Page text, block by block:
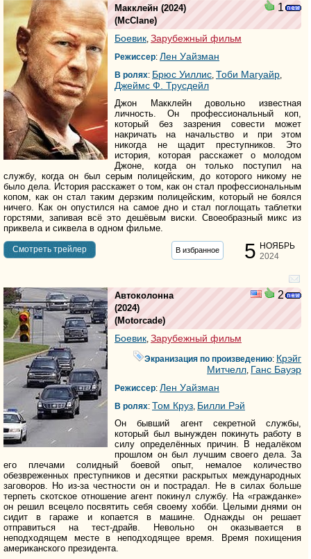
1
Макклейн (2024)
(McClane)
Боевик, Зарубежный фильм
Режиссер: Лен Уайзман
В ролях: Брюс Уиллис, Тоби Магуайр,
Джеймс Ф. Трусдейл
Джон Макклейн довольно известная
личность. Он профессиональный коп,
который без зазрения совести может
накричать на начальство и при этом
никогда не щадит преступников. Это
история, которая расскажет о молодом
Джоне, когда он только поступил на
службу, когда он был серым полицейским, до которого никому не
было дела. История расскажет о том, как он стал профессиональным
копом, как он стал таким дерзким полицейским, который не боялся
ничего. Как он опустился на самое дно и стал поглощать таблетки
горстями, запивая всё это дешёвым виски. Своеобразный микс из
приквела и сиквела в одном фильме.
5 НОЯБРЬ
2024
Cмотреть трейлер В избранное
2
Автоколонна
(2024)
(Motorcade)
Боевик, Зарубежный фильм
Экранизация по произведению: Крэйг
Митчелл, Ганс Бауэр
Режиссер: Лен Уайзман
В ролях: Том Круз, Билли Рэй
Он бывший агент секретной службы,
который был вынужден покинуть работу в
силу определённых причин. В недалёком
прошлом он был лучшим своего дела. За
его плечами солидный боевой опыт, немалое количество
обезвреженных преступников и десятки раскрытых международных
заговоров. Но из-за честности он и пострадал. Не в силах больше
терпеть скотское отношение агент покинул службу. На «гражданке»
он решил всецело посвятить себя своему хобби. Целыми днями он
сидит в гараже и копается в машине. Однажды он решает
отправиться на тест-драйв. Невольно он оказывается в
неподходящем месте в неподходящее время. Время похищения
американского президента.